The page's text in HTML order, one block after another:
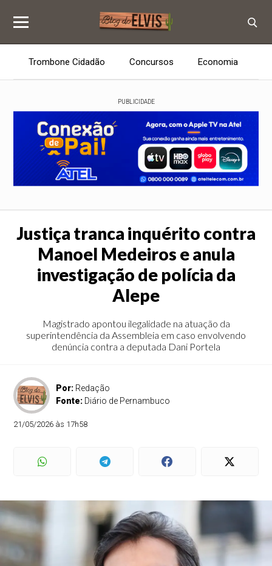
Trombone Cidadão Concursos Economia
PUBLICIDADE
Justiça tranca inquérito contra
Manoel Medeiros e anula
investigação de polícia da
Alepe
Magistrado apontou ilegalidade na atuação da
superintendência da Assembleia em caso envolvendo
denúncia contra a deputada Dani Portela
Por: Redação
Fonte: Diário de Pernambuco
21/05/2026 às 17h58